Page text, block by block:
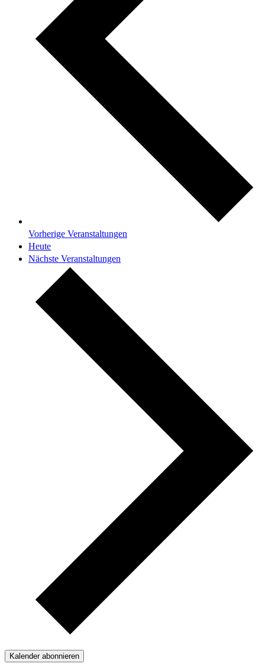
Vorherige Veranstaltungen
Heute
Nächste Veranstaltungen
Kalender abonnieren